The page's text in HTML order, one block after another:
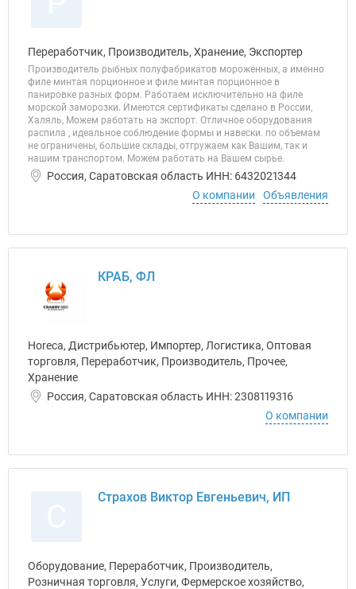
Переработчик, Производитель, Хранение, Экспортер
Производитель рыбных полуфабрикатов мороженных, а именно
филе минтая порционное и филе минтая порционное в
панировке разных форм. Работаем исключительно на филе
морской заморозки. Имеются сертификаты сделано в России,
Халяль, Можем работать на экспорт. Отличное оборудования
распила , идеальное соблюдение формы и навески. по объемам
не ограничены, большие склады, отгружаем как Вашим, так и
нашим транспортом. Можем работать на Вашем сырье.
Россия, Саратовская область ИНН: 6432021344
О компании
Объявления
КРАБ, ФЛ
Horeca, Дистрибьютер, Импортер, Логистика, Оптовая
торговля, Переработчик, Производитель, Прочее,
Хранение
Россия, Саратовская область ИНН: 2308119316
О компании
Страхов Виктор Евгеньевич, ИП
Оборудование, Переработчик, Производитель,
Розничная торговля, Услуги, Фермерское хозяйство,